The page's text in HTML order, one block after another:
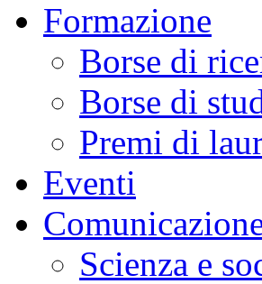
Formazione
Borse di
Borse di
Premi di
Eventi
Scienza e